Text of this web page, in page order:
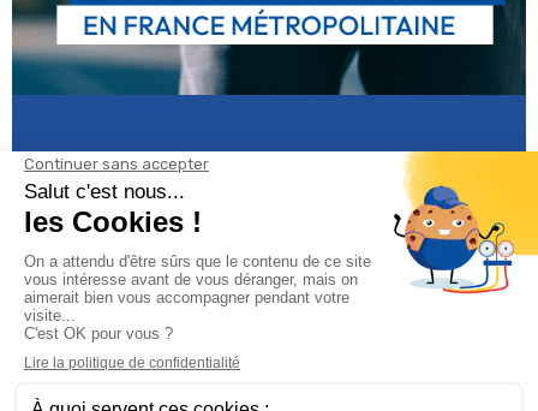
Informations